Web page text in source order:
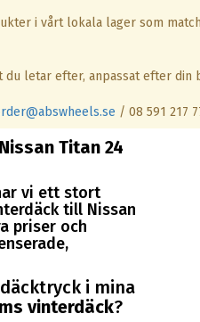
i vårt lokala lager som
du letar efter, anpassat efter din
/ 08 591 217
Nissan Titan 24
vi ett stort
till Nissan
priser och
i mina
vinterdäck?